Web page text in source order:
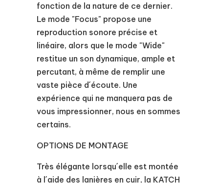
fonction de la nature de ce dernier.
Le mode "Focus" propose une
reproduction sonore précise et
linéaire, alors que le mode "Wide"
restitue un son dynamique, ample et
percutant, à même de remplir une
vaste pièce d´écoute. Une
expérience qui ne manquera pas de
vous impressionner, nous en sommes
certains.
OPTIONS DE MONTAGE
Très élégante lorsqu´elle est montée
à l´aide des lanières en cuir, la KATCH